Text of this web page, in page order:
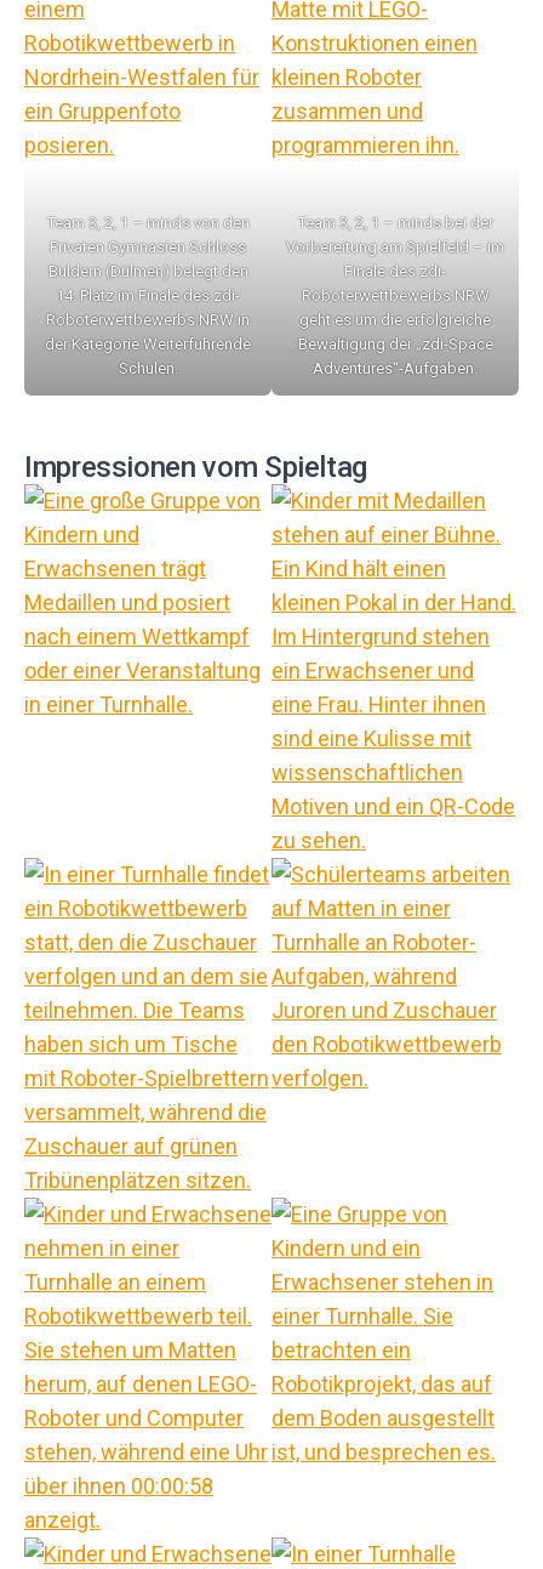
Team 3, 2, 1 – minds von den
Privaten Gymnasien Schloss
Buldern (Dülmen) belegt den
14. Platz im Finale des zdi-
Roboterwettbewerbs NRW in
der Kategorie Weiterführende
Schulen.
Team 3, 2, 1 – minds bei der
Vorbereitung am Spielfeld – im
Finale des zdi-
Roboterwettbewerbs NRW
geht es um die erfolgreiche
Bewältigung der „zdi-Space
Adventures“-Aufgaben.
Impressionen vom Spieltag